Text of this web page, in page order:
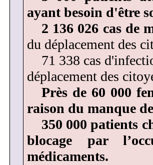
ayant besoin d'être
2 136 026 cas de
du déplacement des
71 338 cas
déplacement des
Près de 60 000
raison du manque
350 000 patients
blocage par
médicaments.